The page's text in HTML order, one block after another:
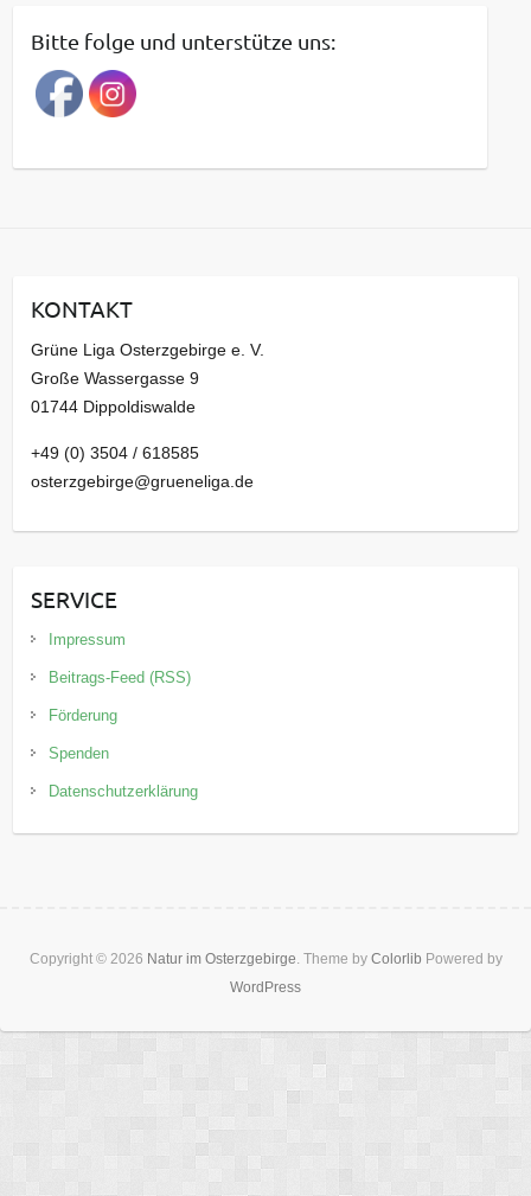
r
a
g
a
v
Bitte folge und unterstütze uns:
KONTAKT
Grüne Liga Osterzgebirge e. V.
Große Wassergasse 9
01744 Dippoldiswalde
+49 (0) 3504 / 618585
osterzgebirge@grueneliga.de
SERVICE
Impressum
Beitrags-Feed (RSS)
Förderung
Spenden
Datenschutzerklärung
Copyright © 2026 Natur im Osterzgebirge . Theme by Colorlib Powered by
WordPress